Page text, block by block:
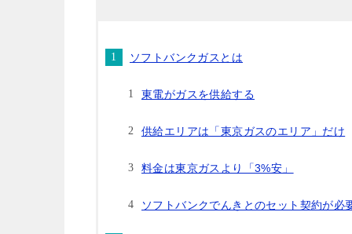
ソフトバンクガスとは
東電がガスを供給する
供給エリアは「東京ガスのエリア」だけ
料金は東京ガスより「3%安」
ソフトバンクでんきとのセット契約が必